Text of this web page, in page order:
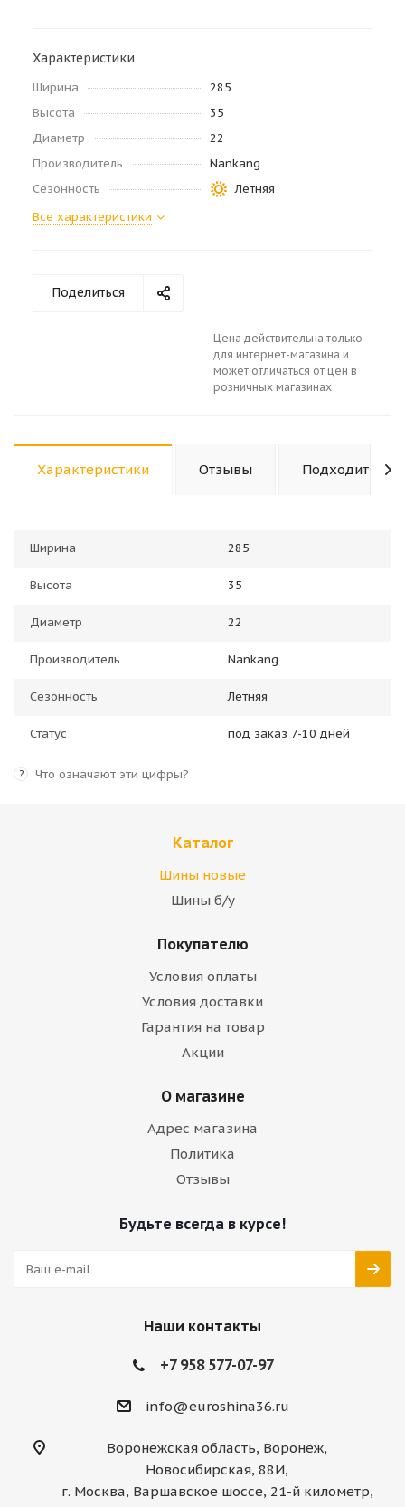
Характеристики
Ширина
285
Высота
35
Диаметр
22
Производитель
Nankang
Сезонность
Летняя
Все характеристики
Поделиться
Цена действительна только
для интернет-магазина и
может отличаться от цен в
розничных магазинах
Характеристики Отзывы Подходит к
Ширина 285
Высота 35
Диаметр 22
Производитель Nankang
Сезонность Летняя
Статус под заказ 7-10 дней
? Что означают эти цифры?
Каталог
Шины новые
Шины б/у
Покупателю
Условия оплаты
Условия доставки
Гарантия на товар
Акции
О магазине
Адрес магазина
Политика
Отзывы
Будьте всегда в курсе!
Наши контакты
+7 958 577-07-97
info@euroshina36.ru
Воронежская область, Воронеж,
Новосибирская, 88И,
г. Москва, Варшавское шоссе, 21-й километр,